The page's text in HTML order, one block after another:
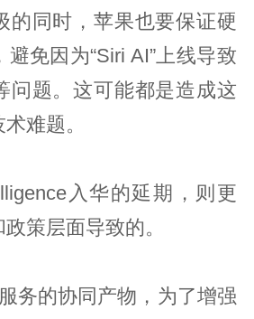
的同时，苹果也要保证硬
免因为“Siri AI”上线导致
问题。这可能都是造成这
难题。
入华的延期，则更
策层面导致的。
务的协同产物，为了增强